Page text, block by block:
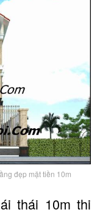
đẹp mặt tiền 10m
thái 10m thi